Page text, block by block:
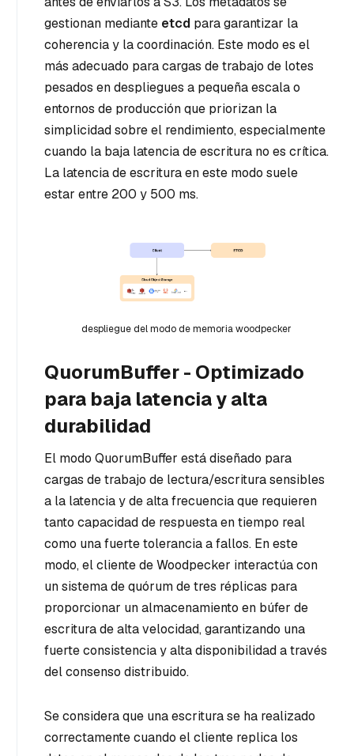
gestionan mediante etcd para garantizar la
coherencia y la coordinación. Este modo es el
más adecuado para cargas de trabajo de lotes
pesados en despliegues a pequeña escala o
entornos de producción que priorizan la
simplicidad sobre el rendimiento, especialmente
cuando la baja latencia de escritura no es crítica.
La latencia de escritura en este modo suele
estar entre 200 y 500 ms.
despliegue del modo de memoria woodpecker
QuorumBuffer - Optimizado
para baja latencia y alta
durabilidad
El modo QuorumBuffer está diseñado para
cargas de trabajo de lectura/escritura sensibles
a la latencia y de alta frecuencia que requieren
tanto capacidad de respuesta en tiempo real
como una fuerte tolerancia a fallos. En este
modo, el cliente de Woodpecker interactúa con
un sistema de quórum de tres réplicas para
proporcionar un almacenamiento en búfer de
escritura de alta velocidad, garantizando una
fuerte consistencia y alta disponibilidad a través
del consenso distribuido.
Se considera que una escritura se ha realizado
correctamente cuando el cliente replica los